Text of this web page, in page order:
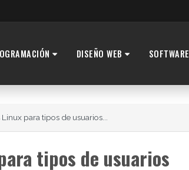
DISEÑO WEB SOFTWARE
para tipos de usuarios...
tipos de usuarios